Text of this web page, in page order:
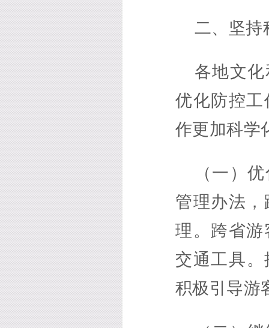
二、坚持
各地文
优化防控
作更加科学
（一）
管理办法
理。跨省游
交通工具
积极引导游